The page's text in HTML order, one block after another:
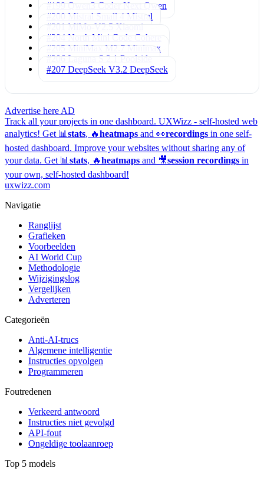
#199 Qwen3 Coder Next Qwen
#200 Mistral Small 4 Mistral
#201 MiMo-V2.5 Xiaomi
#204 North Mini Code
Cohere
#205 MiniMax M2.7 Minimax
#206 Laguna S 2.1 Poolside
#207 DeepSeek V3.2 DeepSeek
Advertise here AD
Track all your projects in one dashboard. UXWizz - self-hosted web
analytics! Get 📊 stats, 🔥heatmaps and 👀recordings in one self-
hosted dashboard. Improve your websites without sharing any of
your data. Get 📊 stats, 🔥heatmaps and 🎥session recordings in
your own, self-hosted dashboard!
uxwizz.com
Navigatie
Ranglijst
Grafieken
Voorbeelden
AI World Cup
Methodologie
Wijzigingslog
Vergelijken
Adverteren
Categorieën
Anti-AI-trucs
Algemene intelligentie
Instructies opvolgen
Programmeren
Foutredenen
Verkeerd antwoord
Instructies niet gevolgd
API-fout
Ongeldige toolaanroep
Top 5 models